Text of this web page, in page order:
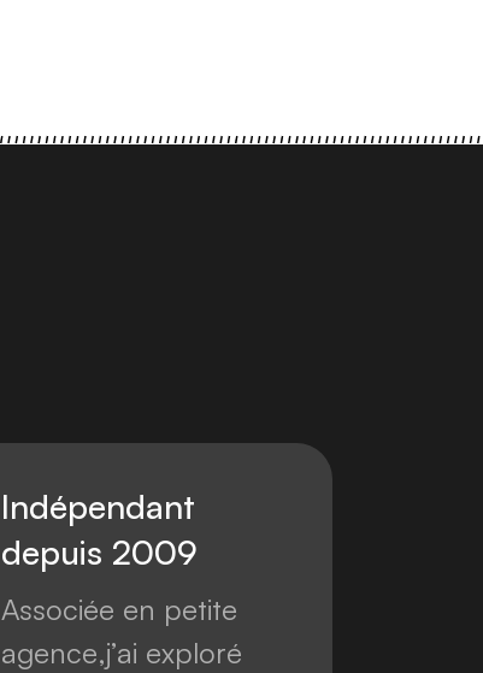
Indépendant
depuis 2009
Associée en petite
agence,j’ai exploré